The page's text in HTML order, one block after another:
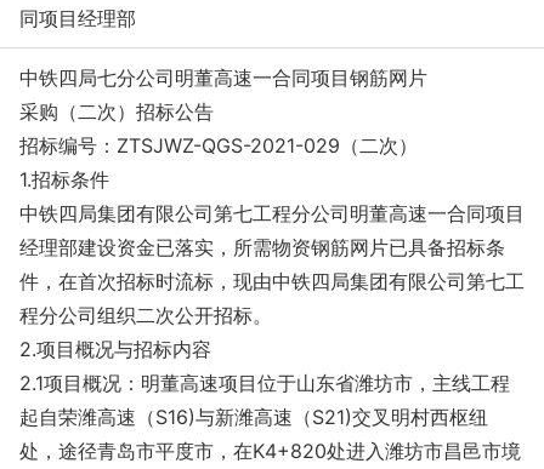
同项目经理部
中铁四局七分公司明董高速一合同项目钢筋网片
采购（二次）招标公告
招标编号：ZTSJWZ-QGS-2021-029（二次）
1.招标条件
中铁四局集团有限公司第七工程分公司明董高速一合同项目
经理部建设资金已落实，所需物资钢筋网片已具备招标条
件，在首次招标时流标，现由中铁四局集团有限公司第七工
程分公司组织二次公开招标。
2.项目概况与招标内容
2.1项目概况：明董高速项目位于山东省潍坊市，主线工程
起自荣潍高速（S16)与新潍高速（S21)交叉明村西枢纽
处，途径青岛市平度市，在K4+820处进入潍坊市昌邑市境